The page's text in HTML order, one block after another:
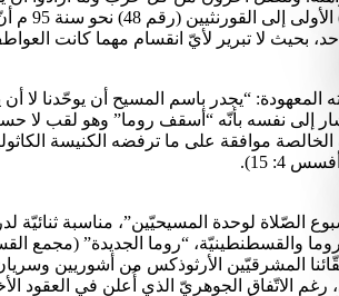
ولا
بحيث لا تبرير لأيّ انقسام مهما كانت
“يجدر باسم المسيح أن يوحّدنا لا أن
إلى نفسه بأنّه “أسقف روما” وهو لقب لا
الخالصة موافقة على ما ترفضه الكنيسة
الصّلاة لوحدة المسيحيّين”، مناسبة
المشرقيّين الأرثوذكس من أشوريين